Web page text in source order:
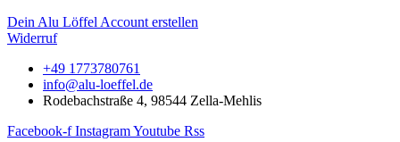
Dein Alu Löffel Account erstellen
Widerruf
+49 1773780761
info@alu-loeffel.de
Rodebachstraße 4, 98544 Zella-Mehlis
Facebook-f InstagramYoutube Rss